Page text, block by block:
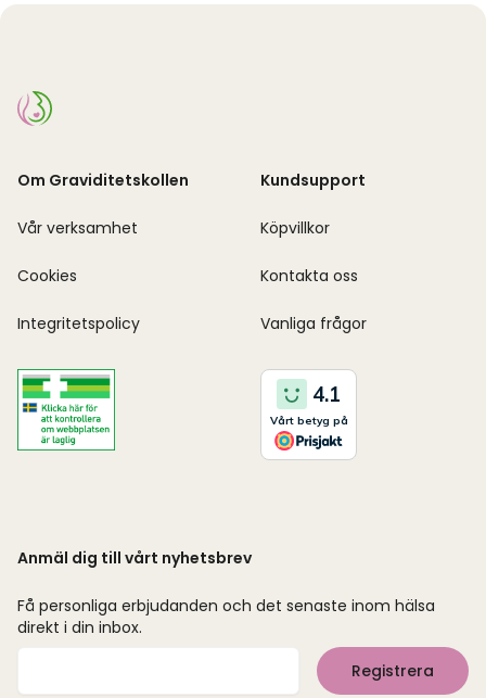
Om Graviditetskollen
Vår verksamhet
Cookies
Integritetspolicy
Kundsupport
Köpvillkor
Kontakta oss
Vanliga frågor
Anmäl dig till vårt nyhetsbrev
Få personliga erbjudanden och det senaste inom hälsa
direkt i din inbox.
Registrera